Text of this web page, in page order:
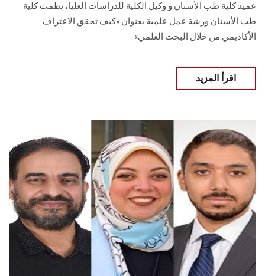
عميد كلية طب الأسنان و وكيل الكلية للدراسات العليا، نظمت كلية
طب الأسنان ورشة عمل علمية بعنوان «كيف تحقق الاعتراف
الأكاديمي من خلال البحث العلمي»
اقرأ المزيد